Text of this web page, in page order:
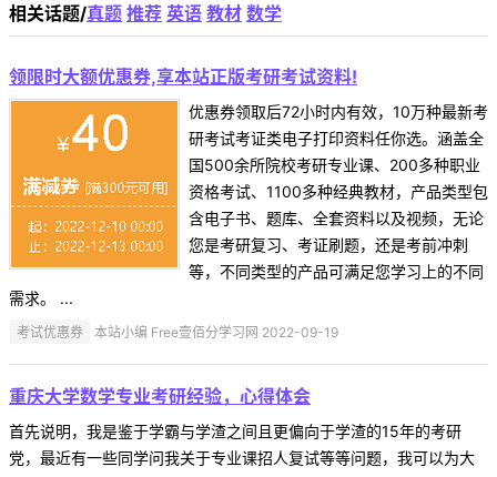
相关话题/真题 推荐 英语 教材 数学
领限时大额优惠券,享本站正版考研考试资料!
优惠券领取后72小时内有效，10万种最新考
研考试考证类电子打印资料任你选。涵盖全
国500余所院校考研专业课、200多种职业
资格考试、1100多种经典教材，产品类型包
含电子书、题库、全套资料以及视频，无论
您是考研复习、考证刷题，还是考前冲刺
等，不同类型的产品可满足您学习上的不同
需求。 ...
考试优惠券 本站小编 Free壹佰分学习网 2022-09-19
重庆大学数学专业考研经验，心得体会
首先说明，我是鉴于学霸与学渣之间且更偏向于学渣的15年的考研
党，最近有一些同学问我关于专业课招人复试等等问题，我可以为大